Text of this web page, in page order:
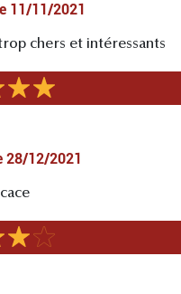
le 11/11/2021
chers et intéressants
28/12/2021